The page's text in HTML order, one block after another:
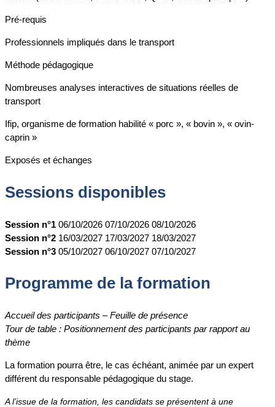
Pré-requis
Professionnels impliqués dans le transport
Méthode pédagogique
Nombreuses analyses interactives de situations réelles de
transport
Ifip, organisme de formation habilité « porc », « bovin », « ovin-
caprin »
Exposés et échanges
Sessions disponibles
Session n°1 06/10/2026 07/10/2026 08/10/2026
Session n°2 16/03/2027 17/03/2027 18/03/2027
Session n°3 05/10/2027 06/10/2027 07/10/2027
Programme de la formation
Accueil des participants – Feuille de présence
Tour de table : Positionnement des participants par rapport au
thème
La formation pourra être, le cas échéant, animée par un expert
différent du responsable pédagogique du stage.
A l’issue de la formation, les candidats se présentent à une